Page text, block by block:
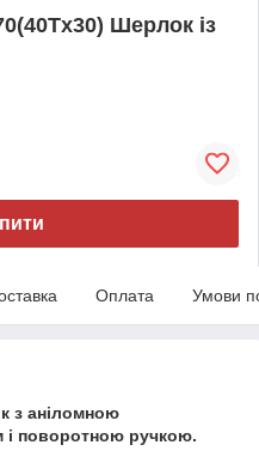
Шерлок із
Оплата Умови
з аніломною
і поворотною ручкою.